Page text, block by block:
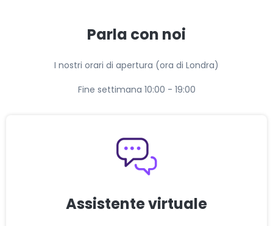
Parla con noi
I nostri orari di apertura (ora di Londra)
Fine settimana 10:00 - 19:00
Assistente virtuale